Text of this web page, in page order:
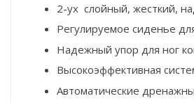
2-ух слойный, жесткий,
Регулируемое сиденье
Надежный упор для ног
Высокоэффективная
Автоматические